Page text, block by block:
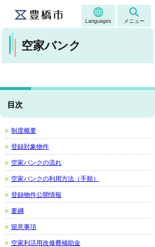
Languages メニュー
空家バンク
目次
制度概要
登録対象物件
空家バンクの流れ
空家バンクの利用方法（手順）
登録物件公開情報
要綱
留意事項
空家利活用改修費補助金